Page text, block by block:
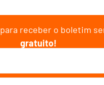
para receber o boletim
gratuito!